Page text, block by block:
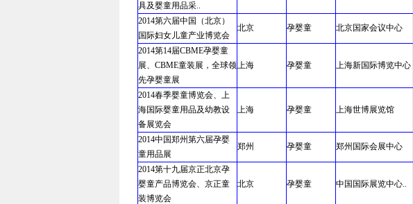
具及婴童用品采..
2014第六届中国（北京）
国际妇女儿童产业博览会
北京 孕婴童 北京国家会议中心
2014第14届CBME孕婴童
展、CBME童装展，全球领
先孕婴童展
上海 孕婴童 上海新国际博览中心
2014春季婴童博览会、上
海国际婴童用品及幼教设
备展览会
上海 孕婴童 上海世博展览馆
2014中国郑州第六届孕婴
童用品展
郑州 孕婴童 郑州国际会展中心
2014第十九届京正北京孕
婴童产品博览会、京正童
装博览会
北京 孕婴童 中国国际展览中心..